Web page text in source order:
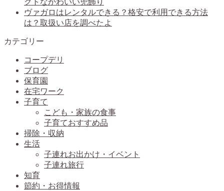
ヴァガロはレンタルできる？格安で利用できる方法
は？取扱い店を調べたよ
カテゴリー
コープデリ
ブログ
保育園
在宅ワーク
子育て
こども・家族の食事
子育ておすすめ品
掃除・収納
生活
子連れお出かけ・イベント
子連れ旅行
知育
節約・お得情報